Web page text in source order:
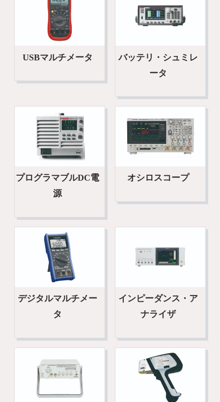
USBマルチメータ
バッテリ・シュミレ
ータ
プログラマブルDC電
源
オシロスコープ
デジタルマルチメー
タ
インピーダンス・ア
ナライザ